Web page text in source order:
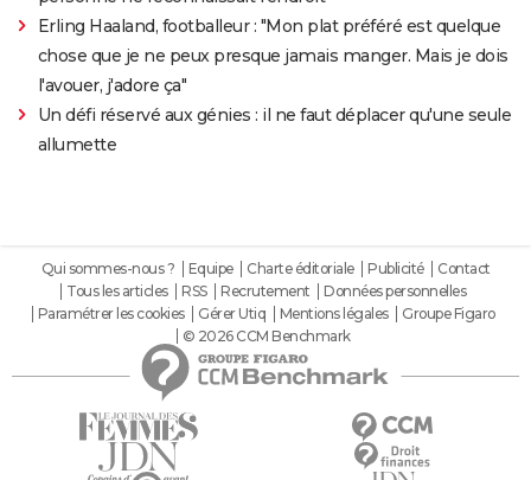
Erling Haaland, footballeur : "Mon plat préféré est quelque
chose que je ne peux presque jamais manger. Mais je dois
l'avouer, j'adore ça"
Un défi réservé aux génies : il ne faut déplacer qu'une seule
allumette
Qui sommes-nous ? Equipe Charte éditoriale Publicité
Contact
Tous les articles
RSS Recrutement
Données personnelles
Paramétrer les cookies
Gérer Utiq Mentions légales
Groupe Figaro
© 2026 CCM Benchmark